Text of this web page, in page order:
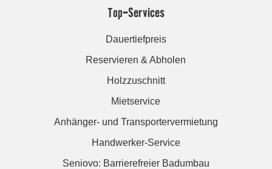
Top-Services
Dauertiefpreis
Reservieren & Abholen
Holzzuschnitt
Mietservice
Anhänger- und Transportervermietung
Handwerker-Service
Seniovo: Barrierefreier Badumbau